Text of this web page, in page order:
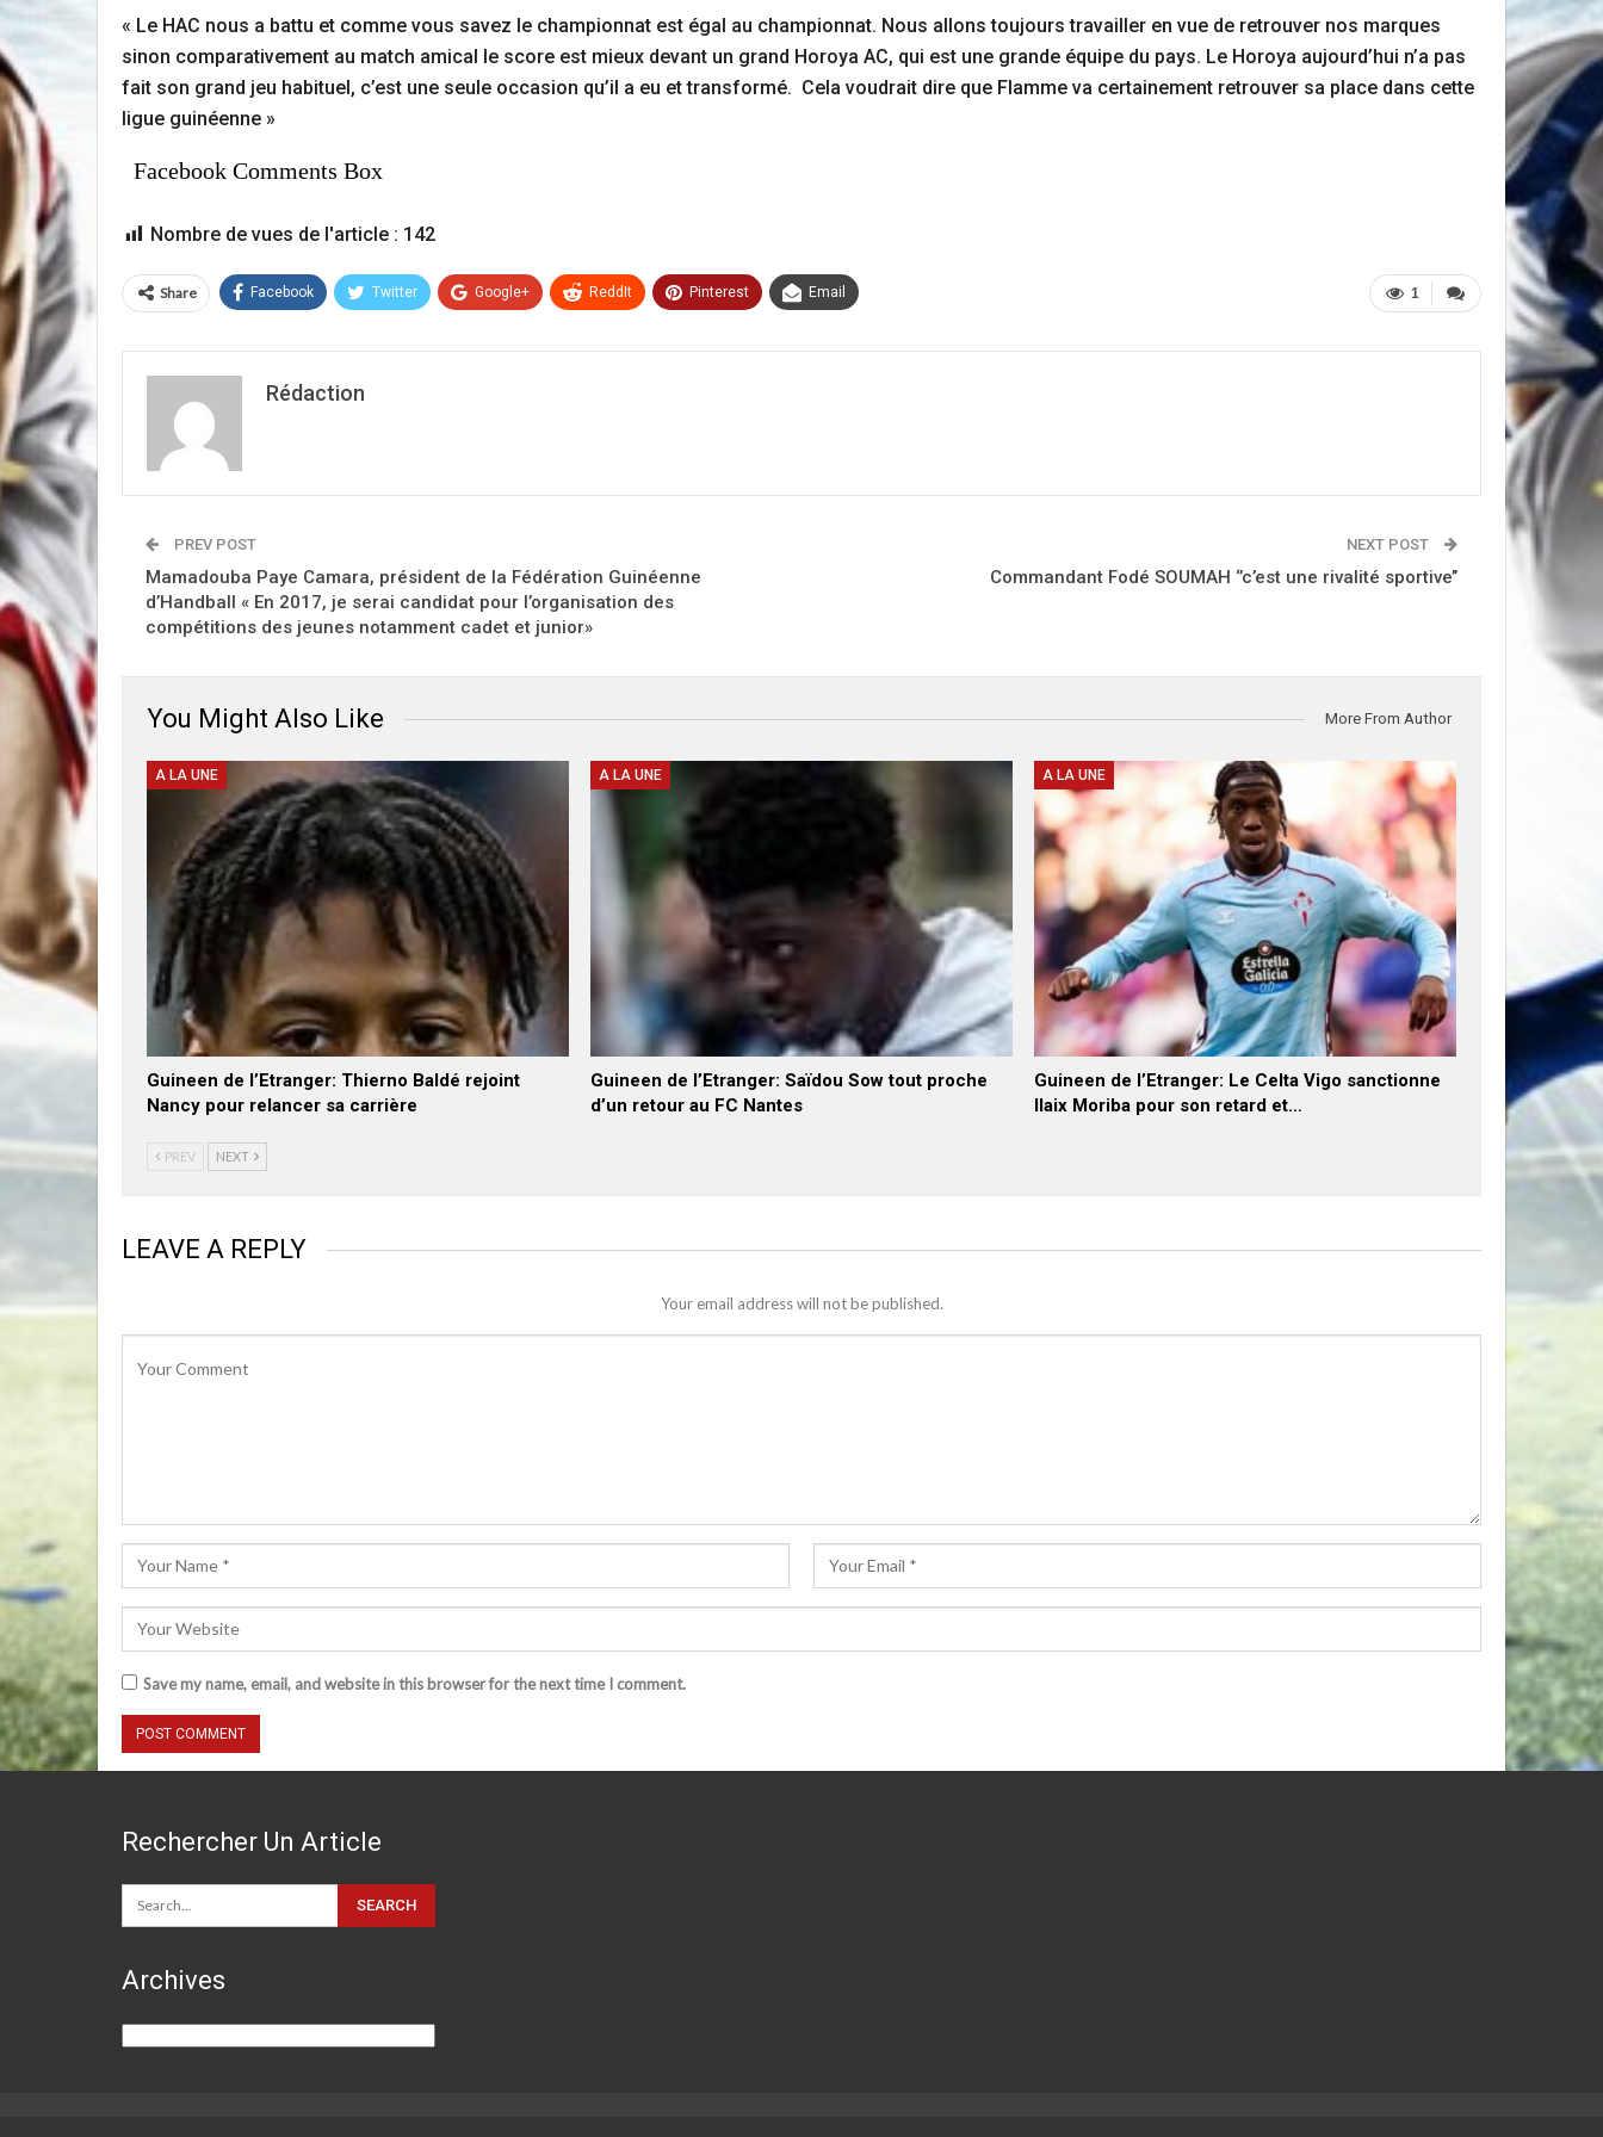
« Le HAC nous a battu et comme vous savez le championnat est égal au championnat. Nous allons toujours travailler en vue de retrouver nos marques
sinon comparativement au match amical le score est mieux devant un grand Horoya AC, qui est une grande équipe du pays. Le Horoya aujourd’hui n’a pas
fait son grand jeu habituel, c’est une seule occasion qu’il a eu et transformé. Cela voudrait dire que Flamme va certainement retrouver sa place dans cette
ligue guinéenne »
Facebook Comments Box
Nombre de vues de l'article : 142
1
Share Facebook Twitter Google+ ReddIt Pinterest Email
Rédaction
PREV POST
Mamadouba Paye Camara, président de la Fédération Guinéenne
d’Handball « En 2017, je serai candidat pour l’organisation des
compétitions des jeunes notamment cadet et junior»
NEXT POST
Commandant Fodé SOUMAH ‘’c’est une rivalité sportive’’
You Might Also Like More From Author
A LA UNE
Guineen de l’Etranger: Thierno Baldé rejoint
Nancy pour relancer sa carrière
A LA UNE
Guineen de l’Etranger: Saïdou Sow tout proche
d’un retour au FC Nantes
A LA UNE
Guineen de l’Etranger: Le Celta Vigo sanctionne
Ilaix Moriba pour son retard et…
PREV NEXT
LEAVE A REPLY
Your email address will not be published.
Save my name, email, and website in this browser for the next time I comment.
Rechercher Un Article
Archives